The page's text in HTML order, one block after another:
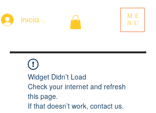
Iniciar sesión
ME
NU
Widget Didn’t Load
Check your internet and refresh
this page.
If that doesn’t work, contact us.